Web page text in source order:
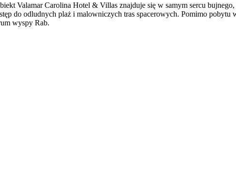
Valamar Carolina Hotel & Villas znajduje się w samym sercu
do odludnych plaż i malowniczych tras spacerowych. Pomimo
wyspy Rab.